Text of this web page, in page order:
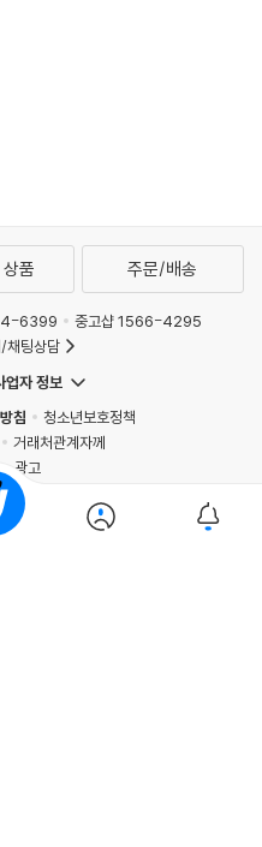
품 주문/배송
6399
중고샵 1566-4295
팅상담
자 정보
침
청소년보호정책
거래처관계자께
광고
All Rights Reserved.